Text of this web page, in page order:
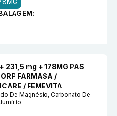
231,5 mg + 178MG PAS
FARMASA /
/ FEMEVITA
De Magnésio, Carbonato De